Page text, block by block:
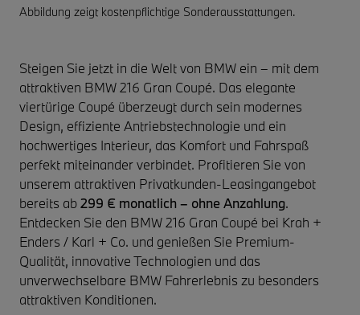
Abbildung zeigt kostenpflichtige Sonderausstattungen.
Steigen Sie jetzt in die Welt von BMW ein – mit dem
attraktiven BMW 216 Gran Coupé. Das elegante
viertürige Coupé überzeugt durch sein modernes
Design, effiziente Antriebstechnologie und ein
hochwertiges Interieur, das Komfort und Fahrspaß
perfekt miteinander verbindet. Profitieren Sie von
unserem attraktiven Privatkunden-Leasingangebot
bereits ab299 € monatlich – ohne Anzahlung.
Entdecken Sie den BMW 216 Gran Coupé bei Krah +
Enders / Karl + Co. und genießen Sie Premium-
Qualität, innovative Technologien und das
unverwechselbare BMW Fahrerlebnis zu besonders
attraktiven Konditionen.